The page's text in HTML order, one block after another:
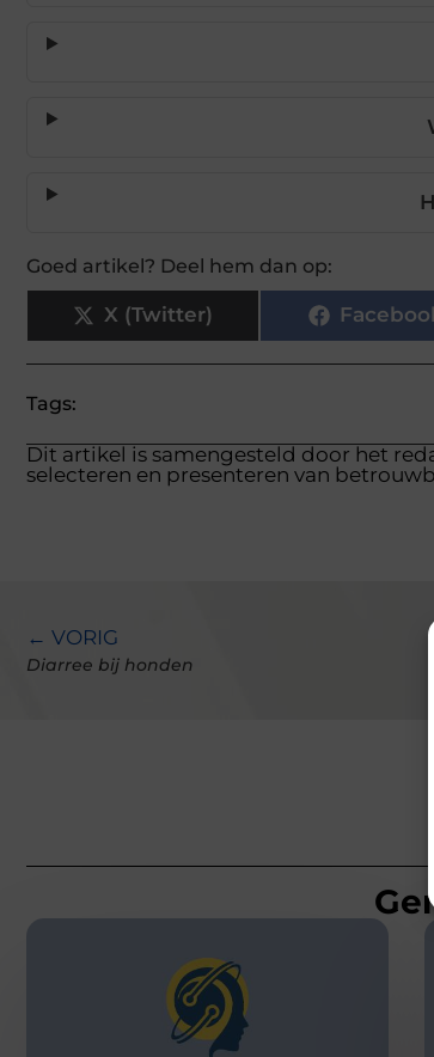
Goed artikel? Deel hem dan op:
X (Twitter)
Tags:
Dit artikel is samengesteld door het
selecteren en presenteren van
← VORIG
Diarree bij honden